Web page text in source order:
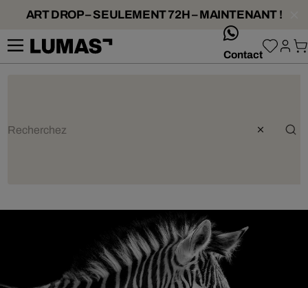
ART DROP – SEULEMENT 72H – MAINTENANT !
Contact